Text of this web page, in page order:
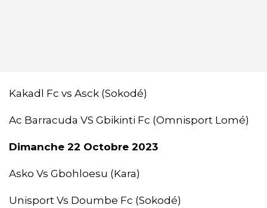
Kakadl Fc vs Asck (Sokodé)
Ac Barracuda VS Gbikinti Fc (Omnisport Lomé)
Dimanche 22 Octobre 2023
Asko Vs Gbohloesu (Kara)
Unisport Vs Doumbe Fc (Sokodé)